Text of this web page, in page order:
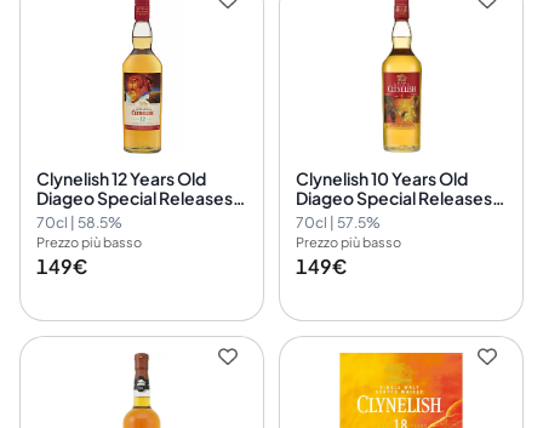
Clynelish 12 Years Old
Diageo Special Releases
2022
70cl | 58.5%
Prezzo più basso
149€
Clynelish 10 Years Old
Diageo Special Releases
2023
70cl | 57.5%
Prezzo più basso
149€